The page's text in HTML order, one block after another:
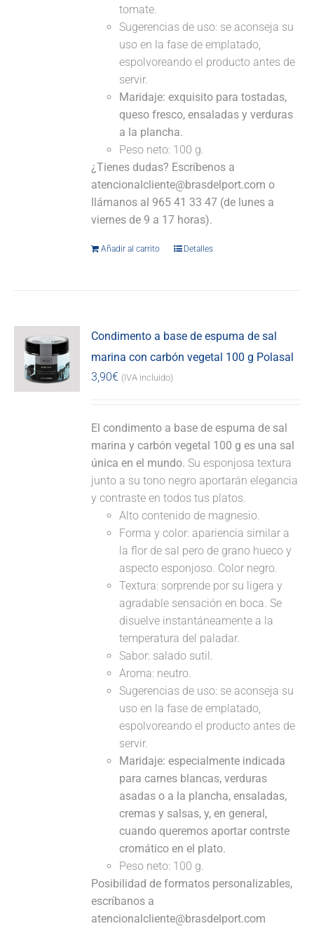
tomate.
Sugerencias de uso: se aconseja su
uso en la fase de emplatado,
espolvoreando el producto antes de
servir.
Maridaje: exquisito para tostadas,
queso fresco, ensaladas y verduras
a la plancha.
Peso neto: 100 g.
¿Tienes dudas? Escríbenos a
atencionalcliente@brasdelport.com o
llámanos al 965 41 33 47 (de lunes a
viernes de 9 a 17 horas).
Añadir al carrito Detalles
Condimento a base de espuma de sal
marina con carbón vegetal 100 g Polasal
3,90€ (IVA incluido)
El condimento a base de espuma de sal
marina y carbón vegetal 100 g es una sal
única en el mundo. Su esponjosa textura
junto a su tono negro aportarán elegancia
y contraste en todos tus platos.
Alto contenido de magnesio.
Forma y color: apariencia similar a
la flor de sal pero de grano hueco y
aspecto esponjoso. Color negro.
Textura: sorprende por su ligera y
agradable sensación en boca. Se
disuelve instantáneamente a la
temperatura del paladar.
Sabor: salado sutil.
Aroma: neutro.
Sugerencias de uso: se aconseja su
uso en la fase de emplatado,
espolvoreando el producto antes de
servir.
Maridaje: especialmente indicada
para carnes blancas, verduras
asadas o a la plancha, ensaladas,
cremas y salsas, y, en general,
cuando queremos aportar contrste
cromático en el plato.
Peso neto: 100 g.
Posibilidad de formatos personalizables,
escríbanos a
atencionalcliente@brasdelport.com